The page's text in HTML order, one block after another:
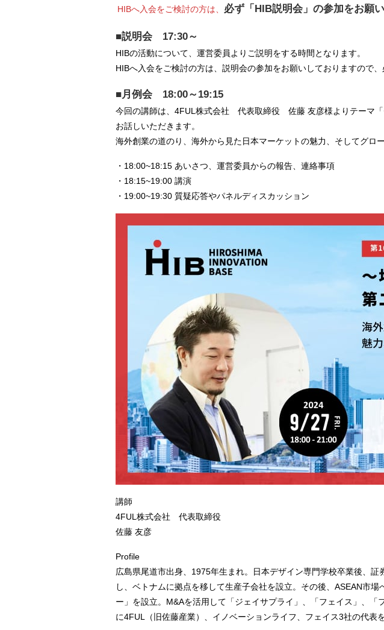
HIBへ入会をご検討の方は、 必ず「HIB説明会」の参加をお願い
■説明会 17:30～
HIBの活動について、運営委員よりご説明をする時間となります。
HIBへ入会をご検討の方は、説明会の参加をお願いしておりますので、
■月例会 18:00～19:15
今回の講師は、4FUL株式会社 代表取締役 佐藤 友彦様よりテーマ
お話しいただきます。
海外創業の道のり、海外から見た日本マーケットの魅力、そしてグロ
・18:00~18:15 あいさつ、運営委員からの報告、連絡事項
・18:15~19:00 講演
・19:00~19:30 質疑応答やパネルディスカッション
講師
4FUL株式会社 代表取締役
佐藤 友彦
Profile
広島県尾道市出身、1975年生まれ。日本デザイン専門学校卒業後、
し、ベトナムに拠点を移して生産子会社を設立。その後、ASEAN市
ー」を設立。M&Aを活用して「ジェイサプライ」、「フェイス」、
に4FUL（旧佐藤産業）、イノベーションライフ、フェイス3社の代表を